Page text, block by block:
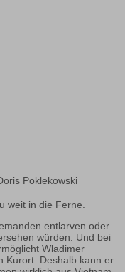
Poklekowski
weit in die Ferne.
entlarven oder
würden. Und bei
Wladimer
Kurort. Deshalb kann er